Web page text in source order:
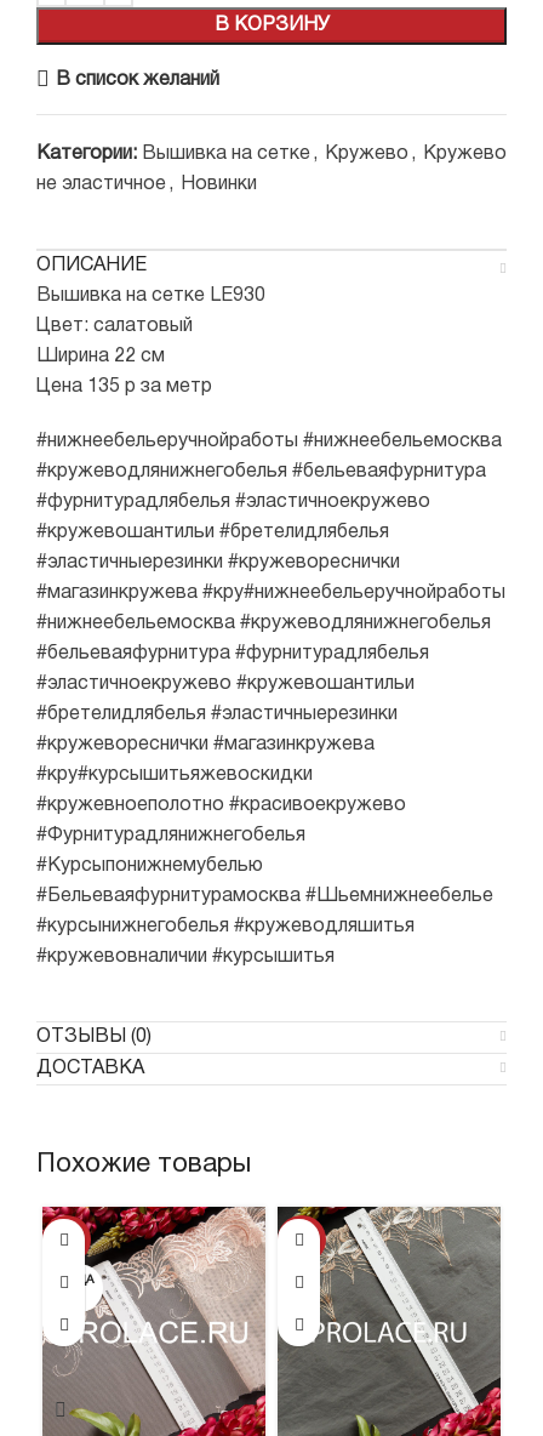
В КОРЗИНУ
В список желаний
Категории: Вышивка на сетке , Кружево ,
Кружево
не эластичное , Новинки
ОПИСАНИЕ
Вышивка на сетке LE930
Цвет: салатовый
Ширина 22 см
Цена 135 р за метр
#нижнеебельеручнойработы #нижнеебельемосква
#кружеводлянижнегобелья #бельеваяфурнитура
#фурнитурадлябелья #эластичноекружево
#кружевошантильи #бретелидлябелья
#эластичныерезинки #кружевореснички
#магазинкружева #кру#нижнеебельеручнойработы
#нижнеебельемосква #кружеводлянижнегобелья
#бельеваяфурнитура #фурнитурадлябелья
#эластичноекружево #кружевошантильи
#бретелидлябелья #эластичныерезинки
#кружевореснички #магазинкружева
#кру#курсышитьяжевоскидки
#кружевноеполотно #красивоекружево
#Фурнитурадлянижнегобелья
#Курсыпонижнемубелью
#Бельеваяфурнитурамосква #Шьемнижнеебелье
#курсынижнегобелья #кружеводляшитья
#кружевовналичии #курсышитья
ОТЗЫВЫ (0)
ДОСТАВКА
Похожие товары
ПРОДА